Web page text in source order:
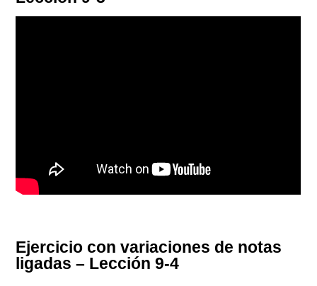
Ejercicio con variaciones de notas
ligadas – Lección 9-4